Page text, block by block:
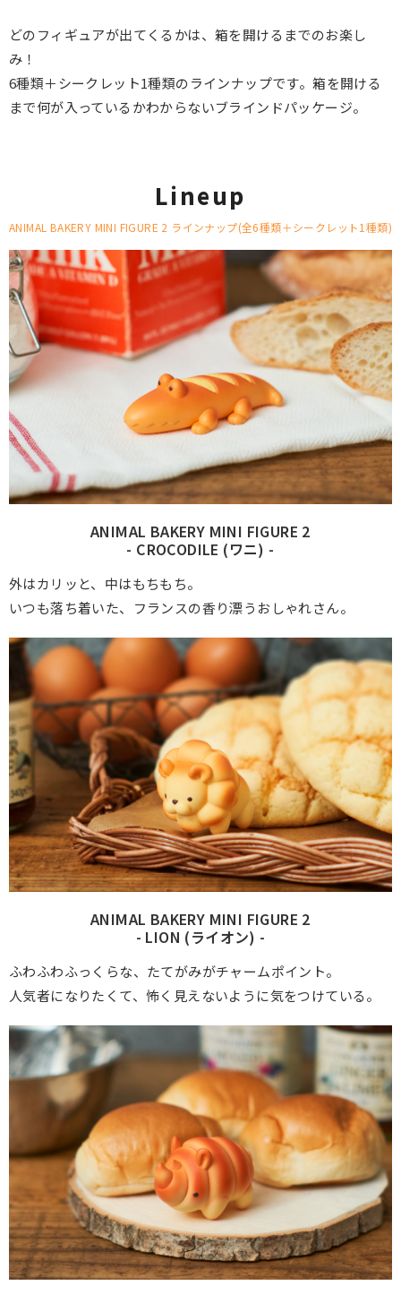
どのフィギュアが出てくるかは、箱を開けるまでのお楽し
み！
6種類＋シークレット1種類のラインナップです。箱を開ける
まで何が入っているかわからないブラインドパッケージ。
Lineup
ANIMAL BAKERY MINI FIGURE 2 ラインナップ(全6種類＋シークレット1種類)
ANIMAL BAKERY MINI FIGURE 2
- CROCODILE (ワニ) -
外はカリッと、中はもちもち。
いつも落ち着いた、フランスの香り漂うおしゃれさん。
ANIMAL BAKERY MINI FIGURE 2
- LION (ライオン) -
ふわふわふっくらな、たてがみがチャームポイント。
人気者になりたくて、怖く見えないように気をつけている。